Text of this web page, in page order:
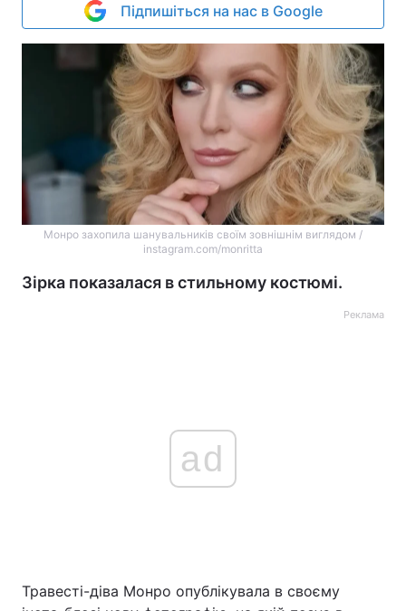
Підпишіться на нас в Google
Монро захопила шанувальників своїм зовнішнім виглядом /
instagram.com/monritta
Зірка показалася в стильному костюмі.
Реклама
ad
Травесті-діва Монро опублікувала в своєму